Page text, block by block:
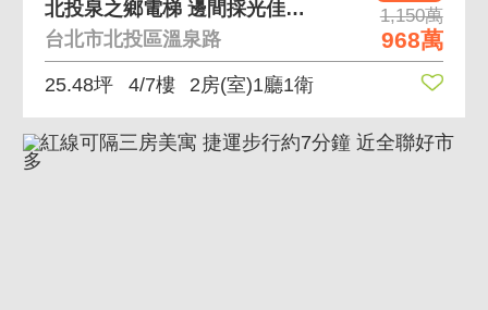
1,150萬
968萬
北投泉之鄉電梯 邊間採光佳，綠景電梯兩房
台北市北投區溫泉路
25.48坪 4/7樓 2房(室)1廳1衛